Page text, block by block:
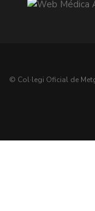
© Col·legi Oficial de